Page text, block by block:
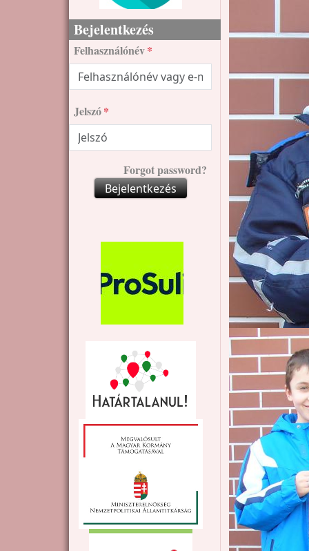
Bejelentkezés
Felhasználónév
Jelszó
Forgot password?
Bejelentkezés